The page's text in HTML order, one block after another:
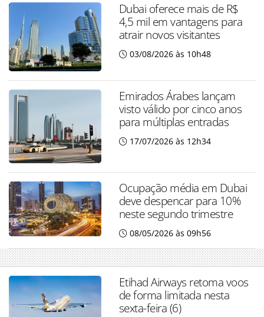
Dubai oferece mais de R$
4,5 mil em vantagens para
atrair novos visitantes
03/08/2026 às 10h48
Emirados Árabes lançam
visto válido por cinco anos
para múltiplas entradas
17/07/2026 às 12h34
Ocupação média em Dubai
deve despencar para 10%
neste segundo trimestre
08/05/2026 às 09h56
Etihad Airways retoma voos
de forma limitada nesta
sexta-feira (6)